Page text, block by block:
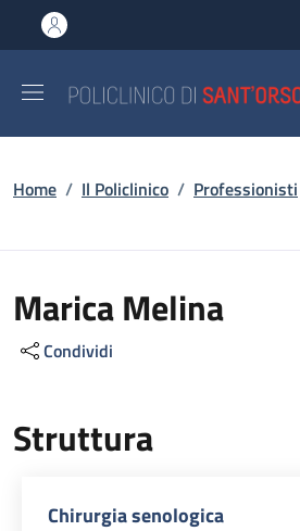
al contenuto principale
to footer content
Briciole di pane
Home / Il Policlinico / Professionisti
Marica Melina
Condividi
Struttura
Chirurgia senologica